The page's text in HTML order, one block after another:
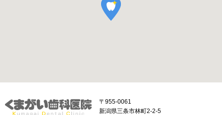
〒955-0061
新潟県三条市林町2-2-5